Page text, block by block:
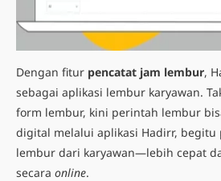
Dengan fitur pencatat jam lembur,
sebagai aplikasi lembur karyawan.
form lembur, kini perintah lembur
digital melalui aplikasi Hadirr, begitu
lembur dari karyawan—lebih cepat
secara online.